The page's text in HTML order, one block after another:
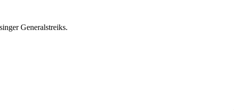
Generalstreiks.